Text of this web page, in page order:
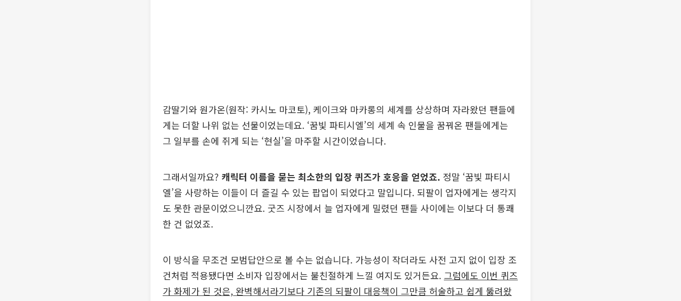
감딸기와 원가온(원작: 카시노 마코토), 케이크와 마카롱의 세계를 상상하며 자라왔던 팬들에
게는 더할 나위 없는 선물이었는데요. ‘꿈빛 파티시엘’의 세계 속 인물을 꿈꿔온 팬들에게는
그 일부를 손에 쥐게 되는 ‘현실’을 마주할 시간이었습니다.
그래서일까요? 캐릭터 이름을 묻는 최소한의 입장 퀴즈가 호응을 얻었죠. 정말 ‘꿈빛 파티시
엘’을 사랑하는 이들이 더 즐길 수 있는 팝업이 되었다고 말입니다. 되팔이 업자에게는 생각지
도 못한 관문이었으니깐요. 굿즈 시장에서 늘 업자에게 밀렸던 팬들 사이에는 이보다 더 통쾌
한 건 없었죠.
이 방식을 무조건 모범답안으로 볼 수는 없습니다. 가능성이 작더라도 사전 고지 없이 입장 조
건처럼 적용됐다면 소비자 입장에서는 불친절하게 느낄 여지도 있거든요. 그럼에도 이번 퀴즈
가 화제가 된 것은, 완벽해서라기보다 기존의 되팔이 대응책이 그만큼 허술하고 쉽게 뚫려왔